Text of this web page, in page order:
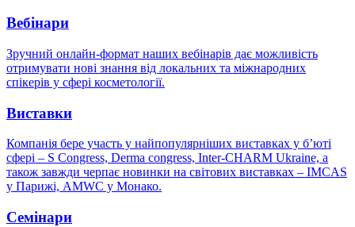
Вебінари
Зручний онлайн-формат наших вебінарів дає можливість
отримувати нові знання від локальних та міжнародних
спікерів у сфері косметології.
Виставки
Компанія бере участь у найпопулярніших виставках у б’юті
сфері – S Congress, Derma congress, Inter-CHARM Ukraine, а
також завжди черпає новинки на світових виставках – IMCAS
у Парижі, AMWC у Монако.
Семінари